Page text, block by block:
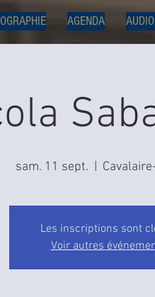
AGENDA
sam. 11 sept.
Les inscriptions sont
Voir autres